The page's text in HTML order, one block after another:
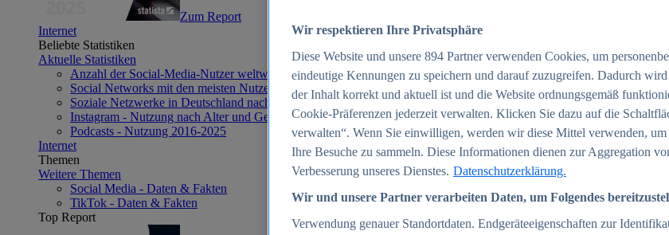
Zum Report
Internet
Beliebte Statistiken
Aktuelle Statistiken
Anzahl der Social-Media-Nutzer weltweit 2012-2025
Social Networks mit den meisten Nutzern weltweit 2025
Soziale Netzwerke in Deutschland nach Generationen 2025
Instagram - Nutzung nach Alter und Geschlecht in Deutschland 2025
Podcasts - Nutzung 2016-2025
Internet
Themen
Weitere Themen
Social Media - Daten & Fakten
TikTok - Daten & Fakten
Top Report
Wir respektieren Ihre Privatsphäre
Diese Website und unsere 894 Partner verwenden Cookies, um
eindeutige Kennungen zu speichern und darauf zuzugreifen. Dadurch wird
der Inhalt korrekt und aktuell ist und die Website ordnungsgemäß
Cookie-Präferenzen jederzeit verwalten. Klicken Sie dazu auf die
verwalten“. Wenn Sie einwilligen, werden wir diese Mittel verwenden,
Ihre Besuche zu sammeln. Diese Informationen dienen zur Aggregation
Verbesserung unseres Dienstes. Datenschutzerklärung.
Wir und unsere Partner verarbeiten Daten, um Folgendes
Verwendung genauer Standortdaten. Endgeräteeigenschaften zur